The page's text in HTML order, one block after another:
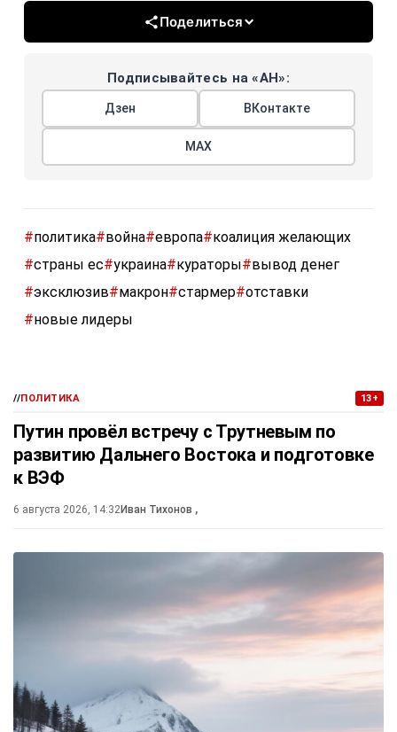
Поделиться
Подписывайтесь на «АН»:
Дзен ВКонтакте
МАХ
#политика#война#европа#коалиция желающих
#страны ес#украина#кураторы#вывод денег
#эксклюзив#макрон#стармер#отставки
#новые лидеры
//ПОЛИТИКА 13+
Путин провёл встречу с Трутневым по
развитию Дальнего Востока и подготовке
к ВЭФ
6 августа 2026, 14:32Иван Тихонов ,